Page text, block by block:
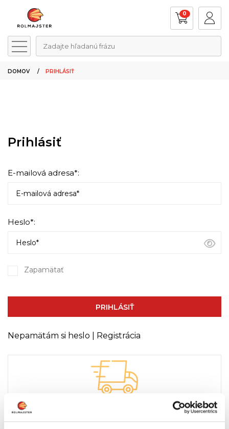
Zadajte hľadanú frázu
0
DOMOV PRIHLÁSIŤ
Prihlásiť
E-mailová adresa*:
Heslo*:
Zapamätať
PRIHLÁSIŤ
Nepamätám si heslo Registrácia